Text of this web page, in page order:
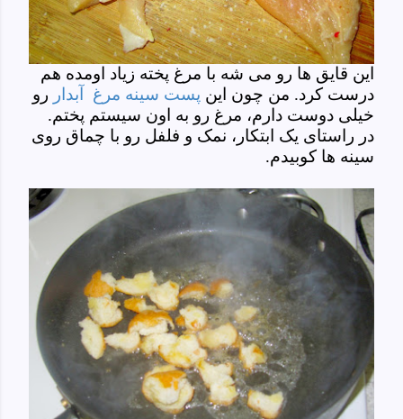
این قایق ها رو می شه با مرغ پخته زیاد اومده هم
درست کرد. من چون این پست سینه مرغ آبدار رو
خیلی دوست دارم، مرغ رو به اون سیستم پختم.
در راستای یک ابتکار، نمک و فلفل رو با چماق روی
سینه ها کوبیدم.